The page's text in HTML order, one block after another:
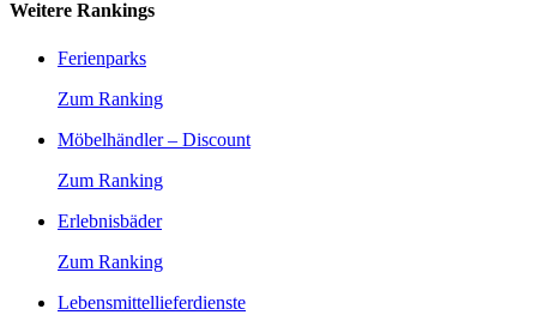
Weitere Rankings
Ferienparks
Zum Ranking
Möbelhändler – Discount
Zum Ranking
Erlebnisbäder
Zum Ranking
Lebensmittellieferdienste